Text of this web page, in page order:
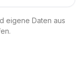
eigene Daten aus